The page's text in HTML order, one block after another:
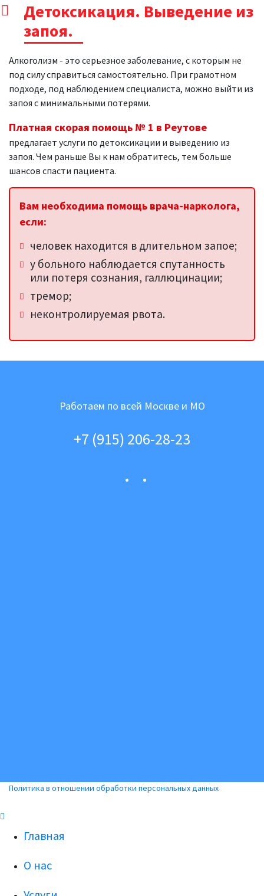
Детоксикация. Выведение из
запоя.
Алкоголизм - это серьезное заболевание, с которым не
под силу справиться самостоятельно. При грамотном
подходе, под наблюдением специалиста, можно выйти из
запоя с минимальными потерями.
Платная скорая помощь № 1 в Реутове
предлагает услуги по детоксикации и выведению из
запоя. Чем раньше Вы к нам обратитесь, тем больше
шансов спасти пациента.
Вам необходима помощь врача-нарколога,
если:
человек находится в длительном запое;
у больного наблюдается спутанность
или потеря сознания, галлюцинации;
тремор;
неконтролируемая рвота.
Работаем по всей Москве и МО
+7 (915) 206-28-23
Политика в отношении обработки персональных данных
Главная
О нас